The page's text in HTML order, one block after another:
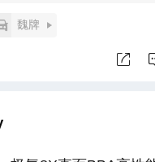
魏牌